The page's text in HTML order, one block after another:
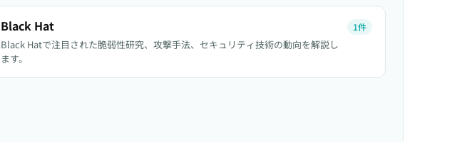
Black Hat
Black Hatで注目された脆弱性研究、攻撃手法、セキュリティ技術の動向を解説し
ます。
1件